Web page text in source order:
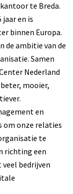
te Breda.
en is
binnen Europa.
de ambitie van de
Samen
Nederland
mooier,
en
om onze relaties
te
richting een
bedrijven